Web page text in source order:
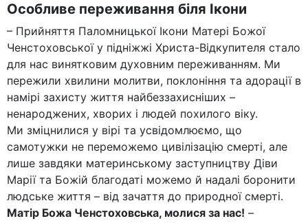
Особливе переживання біля Ікони
– Прийняття Паломницької Ікони Матері Божої
Ченстоховської у підніжжі Христа-Відкупителя стало
для нас винятковим духовним переживанням. Ми
пережили хвилини молитви, поклоніння та адорації в
намірі захисту життя найбеззахисніших –
ненароджених, хворих і людей похилого віку.
Ми зміцнилися у вірі та усвідомлюємо, що
самотужки не переможемо цивілізацію смерті, але
лише завдяки материнському заступництву Діви
Марії та Божій благодаті можемо й надалі боронити
людське життя – від зачаття до природної смерті.
Матір Божа Ченстоховська, молися за нас! –